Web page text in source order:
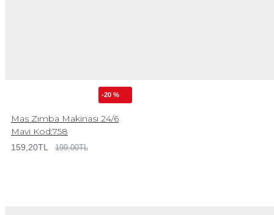
-20 %
Mas Zımba Makinası 24/6
Mavi Kod:758
159,20TL 199,00TL